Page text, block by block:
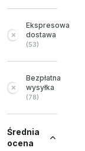
Ekspresowa
dostawa
(53)
Bezpłatna
wysyłka
(78)
Średnia
ocena